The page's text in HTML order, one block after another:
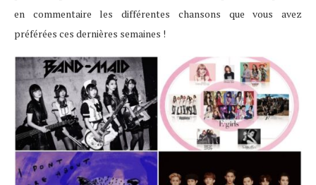
en commentaire les différentes chansons que vous avez
préférées ces dernières semaines !